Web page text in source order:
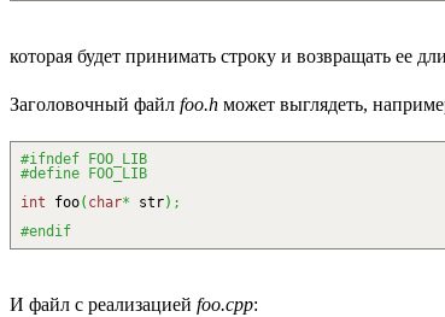
которая будет принимать строку и возвращать ее
Заголовочный файл foo.h может выглядеть,
#ifndef FOO_LIB
#define FOO_LIB
int foo( char* str) ;
#endif
И файл с реализацией foo.cpp: